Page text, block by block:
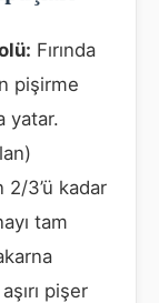
Fırında
pişirme
yatar.
3’ü kadar
tam
pişer